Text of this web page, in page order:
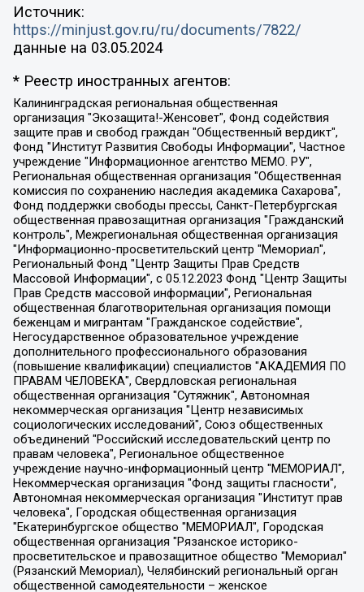
Источник:
https://minjust.gov.ru/ru/documents/7822/
данные на 03.05.2024
* Реестр иностранных агентов:
Калининградская региональная общественная организация "Экозащита!-Женсовет", Фонд содействия защите прав и свобод граждан "Общественный вердикт", Фонд "Институт Развития Свободы Информации", Частное учреждение "Информационное агентство МЕМО. РУ", Региональная общественная организация "Общественная комиссия по сохранению наследия академика Сахарова", Фонд поддержки свободы прессы, Санкт-Петербургская общественная правозащитная организация "Гражданский контроль", Межрегиональная общественная организация "Информационно-просветительский центр "Мемориал", Региональный Фонд "Центр Защиты Прав Средств Массовой Информации", с 05.12.2023 Фонд "Центр Защиты Прав Средств массовой информации", Региональная общественная благотворительная организация помощи беженцам и мигрантам "Гражданское содействие", Негосударственное образовательное учреждение дополнительного профессионального образования (повышение квалификации) специалистов "АКАДЕМИЯ ПО ПРАВАМ ЧЕЛОВЕКА", Свердловская региональная общественная организация "Сутяжник", Автономная некоммерческая организация "Центр независимых социологических исследований", Союз общественных объединений "Российский исследовательский центр по правам человека", Региональное общественное учреждение научно-информационный центр "МЕМОРИАЛ", Некоммерческая организация "Фонд защиты гласности", Автономная некоммерческая организация "Институт прав человека", Городская общественная организация "Екатеринбургское общество "МЕМОРИАЛ", Городская общественная организация "Рязанское историко-просветительское и правозащитное общество "Мемориал" (Рязанский Мемориал), Челябинский региональный орган общественной самодеятельности – женское общественное объединение "Женщины Евразии", Челябинский региональный орган общественной самодеятельности "Уральская правозащитная группа", Фонд содействия защите здоровья и социальной справедливости имени Андрея Рылькова, Автономная Некоммерческая Организация "Аналитический Центр Юрия Левады", Автономная некоммерческая организация социальной поддержки населения "Проект Апрель", Региональная общественная организация помощи женщинам и детям, находящимся в кризисной ситуации "Информационно-методический центр "Анна", Фонд содействия развитию массовых коммуникаций и правовому просвещению "Так-так-Так", Фонд содействия устойчивому развитию "Серебряная тайга", Свердловский региональный общественный фонд социальных проектов "Новое время", "Idel.Реалии", Кавказ.Реалии, Крым.Реалии, Телеканал Настоящее Время, Татаро-башкирская служба Радио Свобода (Azatliq Radiosi), Радио Свободная Европа/Радио Свобода (PCE/PC), "Сибирь.Реалии", "Фактограф", Благотворительный фонд помощи осужденным и их семьям, Автономная некоммерческая организация "Институт глобализации и социальных движений", Фонд "В защиту прав заключенных", Частное учреждение "Центр поддержки и содействия развитию средств массовой информации", Пензенский региональный общественный благотворительный фонд "Гражданский союз", "Север.Реалии", Некоммерческая организация Фонд "Правовая инициатива", Общество с ограниченной ответственностью "Радио Свободная Европа/Радио Свобода", Чешское информационное агентство "MEDIUM-ORIENT", Красноярская региональная общественная организация "Мы против СПИДа", Камалягин Денис Николаевич, Маркелов Сергей Евгеньевич, Пономарев Лев Александрович, Савицкая Людмила Алексеевна, Автономная некоммерческая организация "Центр по работе с проблемой насилия "НАСИЛИЮ.НЕТ", Межрегиональный профессиональный союз работников здравоохранения "Альянс врачей", Юридическое лицо, зарегистрированное в Латвийской Республике, SIA "Medusa Project" (регистрационный номер 40103797863, дата регистрации 10.06.2014), Некоммерческая организация "Фонд по борьбе с коррупцией", Автономная некоммерческая организация "Институт права и публичной политики", Баданин Роман Сергеевич, Гликин Максим Александрович, Железнова Мария Михайловна, Лукьянова Юлия Сергеевна, Маетная Елизавета Витальевна, Маняхин Петр Борисович, Чуракова Ольга Владимировна, Ярош Юлия Петровна, Юридическое лицо "The Insider SIA", зарегистрированное в Риге, Латвийская Республика (дата регистрации 26.06.2015), являющееся администратором доменного имени интернет-издания "The Insider SIA", https://theins.ru, Постернак Алексей Евгеньевич, Рубин Михаил Аркадьевич, Анин Роман Александрович, Юридическое лицо Istories fonds, зарегистрированное в Латвийской Республике (регистрационный номер 50008295751, дата регистрации 24.02.2020), Великовский Дмитрий Александрович, Долинина Ирина Николаевна, Мароховская Алеся Алексеевна, Шлейнов Роман Юрьевич, Шмагун Олеся Валентиновна, Общество с ограниченной ответственностью "Альтаир 2021", Общество с ограниченной ответственностью "Вега 2021", Общество с ограниченной ответственностью "Главный редактор 2021", Общество с ограниченной ответственностью "Ромашки монолит", Важенков Артем Валерьевич, Ивановская областная общественная организация "Центр гендерных исследований", Гурман Юрий Альбертович, Медиапроект "ОВД-Инфо", Егоров Владимир Владимирович, Жилинский Владимир Александрович, Общество с ограниченной ответственностью "ЗП", Иванова София Юрьевна, Карезина Инна Павловна, Кильтау Екатерина Викторовна, Петров Алексей Викторович, Пискунов Сергей Евгеньевич, Смирнов Сергей Сергеевич, Тихонов Михаил Сергеевич, Общество с ограниченной ответственностью "ЖУРНАЛИСТ-ИНОСТРАННЫЙ АГЕНТ", Арапова Галина Юрьевна, Вольтская Татьяна Анатольевна, Американская компания "Mason G.E.S. Anonymous Foundation" (США), являющаяся владельцем интернет-издания https://mnews.world/, Компания "Stichting Bellingcat", зарегистрированная в Нидерландах (дата регистрации 11.07.2018), Захаров Андрей Вячеславович, Клепиковская Екатерина Дмитриевна, Общество с ограниченной ответственностью "МЕМО", Перл Роман Александрович, Симонов Евгений Алексеевич, Соловьева Елена Анатольевна, Сотников Даниил Владимирович, Сурначева Елизавета Дмитриевна, Автономная некоммерческая организация по защите прав человека и информированию населения "Якутия – Наше Мнение", Общество с ограниченной ответственностью "Москоу диджитал медиа", с 26.01.2023 Общество с ограниченной ответственностью "Чайка Белые сады", Ветошкина Валерия Валерьевна, Заговора Максим Александрович, Межрегиональное общественное движение "Российская ЛГБТ - сеть", Оленичев Максим Владимирович, Павлов Иван Юрьевич, Скворцова Елена Сергеевна, Общество с ограниченной ответственностью "Как бы инагент", Кочетков Игорь Викторович, Общество с ограниченной ответственностью "Честные выборы", Еланчик Олег Александрович, Общество с ограниченной ответственностью "Нобелевский призыв", Гималова Регина Эмилевна, Григорьев Андрей Валерьевич, Григорьева Алина Александровна, Ассоциация по содействию защите прав призывников, альтернативнослужащих и военнослужащих "Правозащитная группа "Гражданин.Армия.Право", Хисамова Регина Фаритовна, Автономная некоммерческая организация по реализации социально-правовых программ "Лилит", Дальневосточное общественное движение "Маяк", Санкт-Петербургская ЛГБТ-инициативная группа "Выход", Инициативная группа ЛГБТ+ "Реверс", Алексеев Андрей Викторович, Бекбулатова Таисия Львовна, Беляев Иван Михайлович, Владыкина Елена Сергеевна, Гельман Марат Александрович, Никульшина Вероника Юрьевна, Толоконникова Надежда Андреевна, Шендерович Виктор Анатольевич, Общество с ограниченной ответственностью "Данное сообщение", Общество с ограниченной ответственностью Издательский дом "Новая глава", Айнбиндер Александра Александровна, Московский комьюнити-центр для ЛГБТ+инициатив, Благотворительный фонд развития филантропии, Deutsche Welle (Германия, Kurt-Schumacher-Strasse 3, 53113 Bonn), Борзунова Мария Михайловна, Воробьев Виктор Викторович, Голубева Анна Львовна, Константинова Алла Михайловна, Малкова Ирина Владимировна, Мурадов Мурад Абдулгалимович, Осетинская Елизавета Николаевна, Понасенков Евгений Николаевич, Ганапольский Матвей Юрьевич, Киселев Евгений Алексеевич, Борухович Ирина Григорьевна, Дремин Иван Тимофеевич, Дубровский Дмитрий Викторович, Красноярская региональная общественная организация поддержки и развития альтернативных образовательных технологий и межкультурных коммуникаций "ИНТЕРРА", Маяковская Екатерина Алексеевна, Фейгин Марк Захарович, Филимонов Андрей Викторович, Дзугкоева Регина Николаевна, Доброхотов Роман Александрович, Дудь Юрий Александрович, Елкин Сергей Владимирович, Кругликов Кирилл Игоревич, Сабунаева Мария Леонидовна, Семенов Алексей Владимирович, Шаинян Карен Багратович, Шульман Екатерина Михайловна, Асафьев Артур Валерьевич, Вахштайн Виктор Семенович, Венедиктов Алексей Алексеевич, Лушникова Екатерина Евгеньевна, Волков Леонид Михайлович, Невзоров Александр Глебович, Пархоменко Сергей Борисович, Сироткин Ярослав Николаевич, Кара-Мурза Владимир Владимирович, Баранова Наталья Владимировна, Гозман Леонид Яковлевич, Кагарлицкий Борис Юльевич, Климарев Михаил Валерьевич, Милов Владимир Станиславович, Автономная некоммерческая организация Краснодарский центр современного искусства "Типография", Моргенштерн Алишер Тагирович, Соболь Любовь Эдуардовна, Общество с ограниченной ответственностью "ЛИЗА НОРМ", Каспаров Гарри Кимович, Ходорковский Михаил Борисович, Общество с ограниченной ответственностью "Апрельские тезисы", Данилович Ирина Брониславовна, Кашин Олег Владимирович, Петров Николай Владимирович, Пивоваров Алексей Владимирович, Соколов Михаил Владимирович, Цветкова Юлия Владимировна, Чичваркин Евгений Александрович, Комитет против пыток/Команда против пыток, Общество с ограниченной ответственностью "Первый научный", Общество с ограниченной ответственностью "Вертолет и ко", Белоцерковская Вероника Борисовна, Кац Максим Евгеньевич, Лазарева Татьяна Юрьевна, Шаведдинов Руслан Табризович, Яшин Илья Валерьевич, Общество с ограниченной ответственностью "Иноагент ААВ", Алешковский Дмитрий Петрович, Альбац Евгения Марковна, Быков Дмитрий Львович, Галямина Юлия Евгеньевна, Лойко Сергей Леонидович, Мартынов Кирилл Константинович, Медведев Сергей Александрович, Крашенинников Федор Геннадиевич, Гордеева Катерина Вл